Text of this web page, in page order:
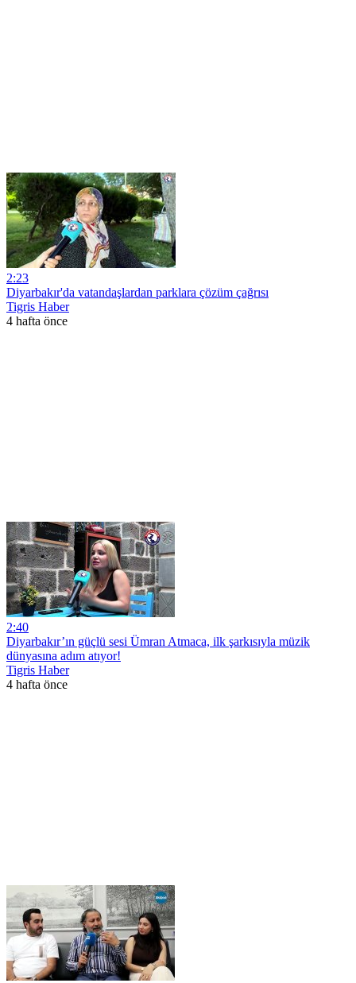
2:23
Diyarbakır'da vatandaşlardan parklara çözüm çağrısı
Tigris Haber
4 hafta önce
2:40
Diyarbakır’ın güçlü sesi Ümran Atmaca, ilk şarkısıyla müzik
dünyasına adım atıyor!
Tigris Haber
4 hafta önce